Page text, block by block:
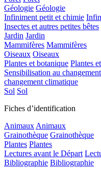
Géologie Géologie
Infiniment petit et chimie
Insectes et autres petites bêtes
Jardin Jardin
Mammifères Mammifères
Oiseaux Oiseaux
Plantes et botanique Plantes
Sensibilisation au
changement climatique
Sol Sol
Fiches d’identification
Animaux Animaux
Grainothèque Grainothèque
Plantes Plantes
Lectures avant le Départ
Bibliographie Bibliographie